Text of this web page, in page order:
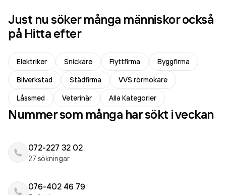
Just nu söker många människor också
på Hitta efter
Elektriker Snickare Flyttfirma
Byggfirma
Bilverkstad
Städfirma
VVS rörmokare
Låssmed
Veterinär Alla Kategorier
Nummer som många har sökt i veckan
072-227 32 02
27 sökningar
076-402 46 79